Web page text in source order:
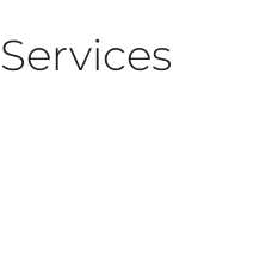
Services